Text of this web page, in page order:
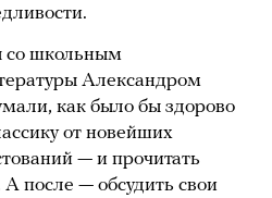
со школьным
Александром
как было бы здорово
от новейших
— и прочитать
после — обсудить свои